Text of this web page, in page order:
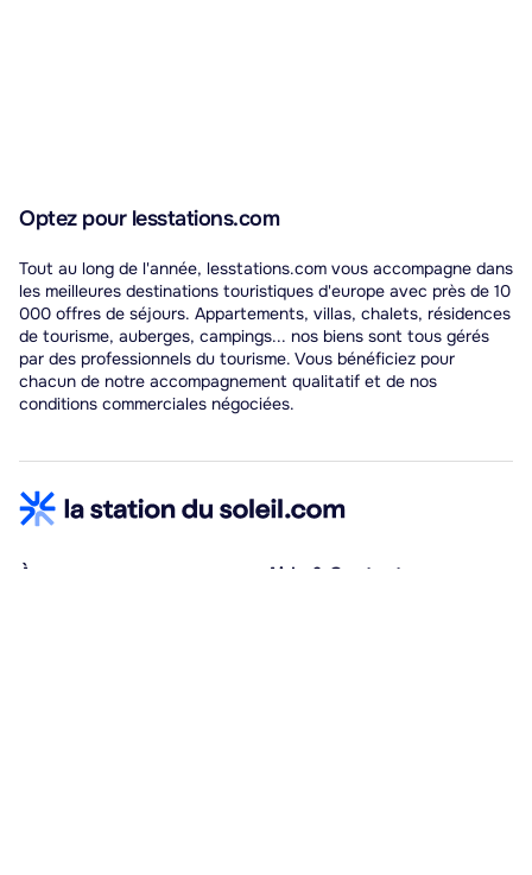
Optez pour lesstations.com
Tout au long de l'année, lesstations.com vous accompagne dans
les meilleures destinations touristiques d'europe avec près de 10
000 offres de séjours. Appartements, villas, chalets, résidences
de tourisme, auberges, campings... nos biens sont tous gérés
par des professionnels du tourisme. Vous bénéficiez pour
chacun de notre accompagnement qualitatif et de nos
conditions commerciales négociées.
À propos Aide & Contact